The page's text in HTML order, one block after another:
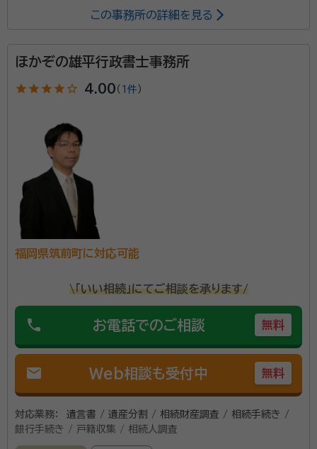
アーリークロス副代表、税理士、行政書士
続したい。でもどこに相談したら良いかわからない... 遺
産分割で揉めないかな... 税務調査に入られないか心
配... 相続税の申告はとても専門性が高く、通常の会計
事務所では申告自体をあまり取り扱っておりません。 私
たちは相続に関するご相談は年間1000件を超え数次
相続、会社オーナーの相続などの特殊なケースにも対応
できる相続税のプロフェッショナル集団です。 最大限の
までの気苦労を少しでも早く解消して 「安心しました。」
す。
資格等： 行政書士、税理士、宅建士、FP
所属団体： 九州北部税理士会
この事務所の詳細を見る
ほかぞの雄平行政書士事務所
star star star star star_outline 4.00 （ 1件 ）
福岡県筑前町に対応可能
\「いい相続」にてご相談を承ります/
phone お電話でのご相談 無料
mail Web相談も受付中 無料
対応業務：
遺言書 / 遺産分割 / 相続財産調査 / 相続手続き /
銀行手続き / 戸籍収集 / 相続人調査